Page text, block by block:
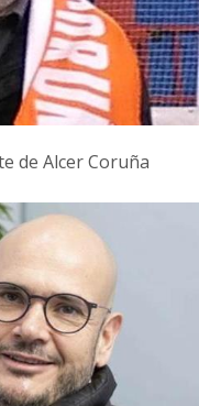
de Alcer Coruña